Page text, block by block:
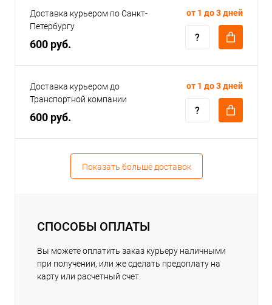
Доставка курьером по Санкт-
Петербургу
600 руб.
от 1 до 3 дней
Доставка курьером до
Транспортной компании
600 руб.
от 1 до 3 дней
Показать больше доставок
СПОСОБЫ ОПЛАТЫ
Вы можете оплатить заказ курьеру наличными
при получении, или же сделать предоплату на
карту или расчетный счет.